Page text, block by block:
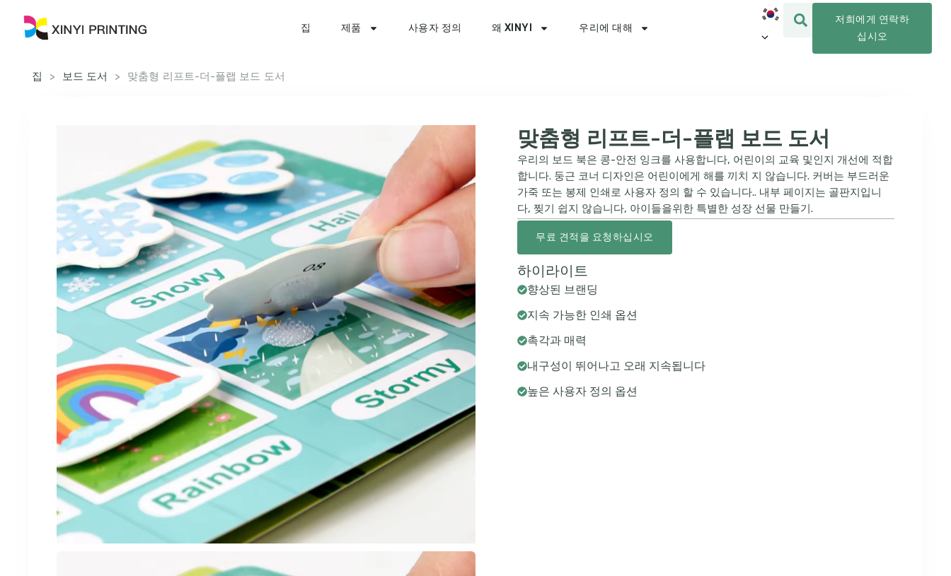
집 제품 사용자 정의 왜 XINYI 우리에 대해
저희에게 연락하
십시오
집 > 보드 도서 > 맞춤형 리프트-더-플랩 보드 도서
맞춤형 리프트-더-플랩 보드 도서
우리의 보드 북은 콩-안전 잉크를 사용합니다, 어린이의 교육 및인지 개선에 적합
합니다. 둥근 코너 디자인은 어린이에게 해를 끼치 지 않습니다. 커버는 부드러운
가죽 또는 봉제 인쇄로 사용자 정의 할 수 있습니다.. 내부 페이지는 골판지입니
다, 찢기 쉽지 않습니다, 아이들을위한 특별한 성장 선물 만들기.
무료 견적을 요청하십시오
하이라이트
향상된 브랜딩
지속 가능한 인쇄 옵션
촉각과 매력
내구성이 뛰어나고 오래 지속됩니다
높은 사용자 정의 옵션